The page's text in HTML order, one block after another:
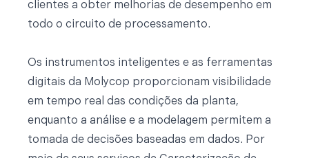
clientes a obter melhorias de desempenho em
todo o circuito de processamento.
Os instrumentos inteligentes e as ferramentas
digitais da Molycop proporcionam visibilidade
em tempo real das condições da planta,
enquanto a análise e a modelagem permitem a
tomada de decisões baseadas em dados. Por